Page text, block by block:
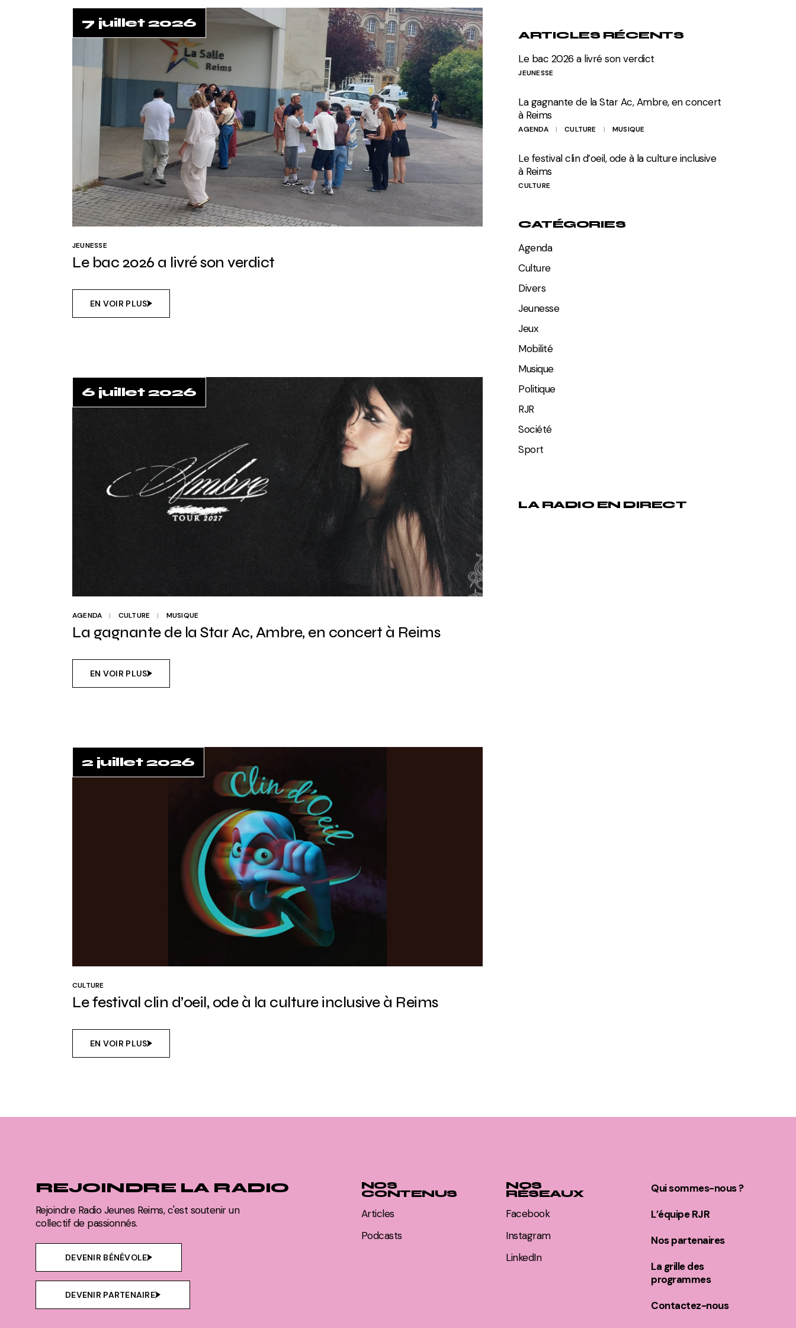
Divers
7 juillet 2026
JEUNESSE
Le bac 2026 a livré son verdict
EN VOIR PLUS
6 juillet 2026
AGENDA CULTURE MUSIQUE
La gagnante de la Star Ac, Ambre, en concert à Reims
EN VOIR PLUS
2 juillet 2026
CULTURE
Le festival clin d’oeil, ode à la culture inclusive à Reims
EN VOIR PLUS
ARTICLES RÉCENTS
Le bac 2026 a livré son verdict
JEUNESSE
La gagnante de la Star Ac, Ambre, en concert
à Reims
AGENDA CULTURE MUSIQUE
Le festival clin d’oeil, ode à la culture inclusive
à Reims
CULTURE
CATÉGORIES
Agenda
Culture
Divers
Jeunesse
Jeux
Mobilité
Musique
Politique
RJR
Société
Sport
LA RADIO EN DIRECT
REJOINDRE LA RADIO
Rejoindre Radio Jeunes Reims, c'est soutenir un
collectif de passionnés.
DEVENIR BÉNÉVOLE
DEVENIR PARTENAIRE
NOS
CONTENUS
Articles
Podcasts
NOS
RÉSEAUX
Facebook
Instagram
LinkedIn
Qui sommes-nous ?
L’équipe RJR
Nos partenaires
La grille des
programmes
Contactez-nous